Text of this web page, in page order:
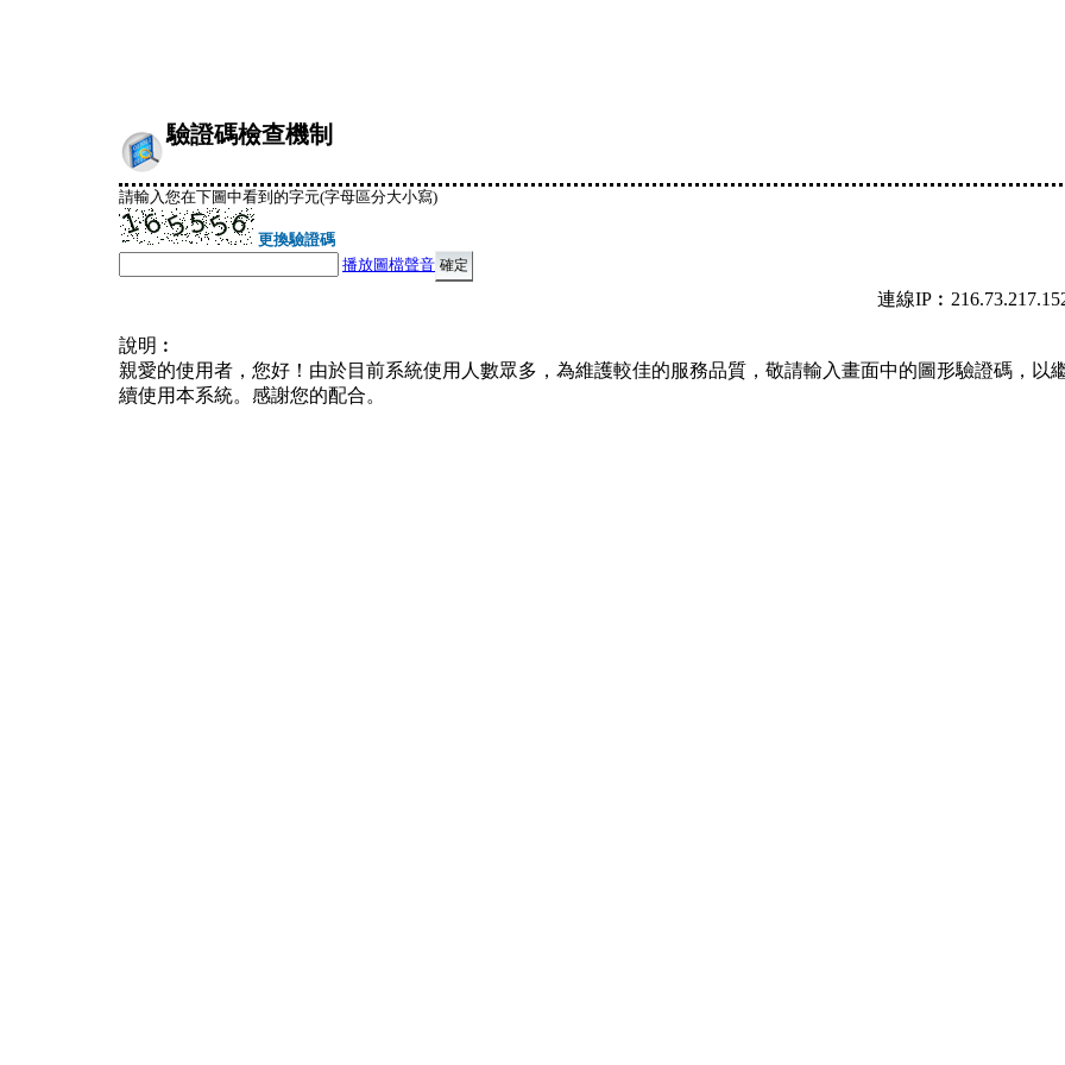
驗證碼檢查機制
請輸入您在下圖中看到的字元(字母區分大小寫)
更換驗證碼
播放圖檔聲音
連線
說明︰
親愛的使用者，您好！由於目前系統使用人數眾多，為維護較佳的服務品質，敬請輸入畫面中的圖形驗證碼，以
續使用本系統。感謝您的配合。